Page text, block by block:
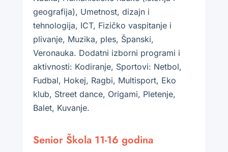
geografija), Umetnost, dizajn i
tehnologija, ICT, Fizičko vaspitanje i
plivanje, Muzika, ples, Španski,
Veronauka. Dodatni izborni programi i
aktivnosti: Kodiranje, Sportovi: Netbol,
Fudbal, Hokej, Ragbi, Multisport, Eko
klub, Street dance, Origami, Pletenje,
Balet, Kuvanje.
Senior Škola 11-16 godina